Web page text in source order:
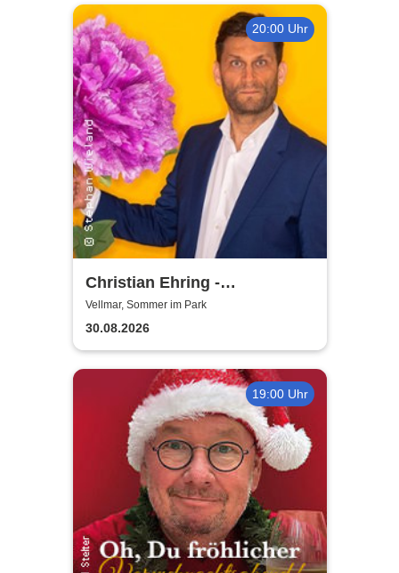
20:00 Uhr
Christian Ehring -
Versöhnung
Vellmar, Sommer im Park
30.08.2026
19:00 Uhr